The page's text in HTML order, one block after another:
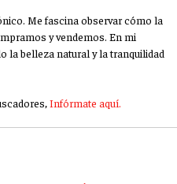
Me fascina observar cómo la
y vendemos. En mi
la belleza natural y la tranquilidad
Infórmate aquí.